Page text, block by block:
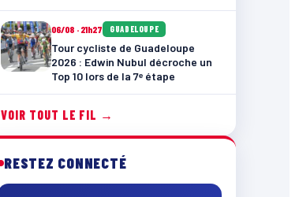
06/08 · 21h27 GUADELOUPE
Tour cycliste de Guadeloupe
2026 : Edwin Nubul décroche un
Top 10 lors de la 7ᵉ étape
VOIR TOUT LE FIL →
RESTEZ CONNECTÉ